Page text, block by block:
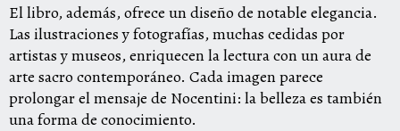
El libro, además, ofrece un diseño de notable elegancia.
Las ilustraciones y fotografías, muchas cedidas por
artistas y museos, enriquecen la lectura con un aura de
arte sacro contemporáneo. Cada imagen parece
prolongar el mensaje de Nocentini: la belleza es también
una forma de conocimiento.